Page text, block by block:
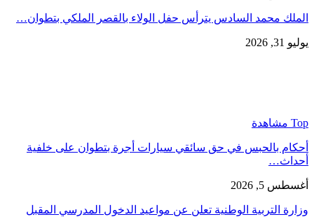
الملك محمد السادس يترأس حفل الولاء بالقصر الملكي بتطوان…
يوليو 31, 2026
Top مشاهدة
أحكام بالحبس في حق سائقي سيارات أجرة بتطوان على خلفية
أحداث…
أغسطس 5, 2026
وزارة التربية الوطنية تعلن عن مواعيد الدخول المدرسي المقبل